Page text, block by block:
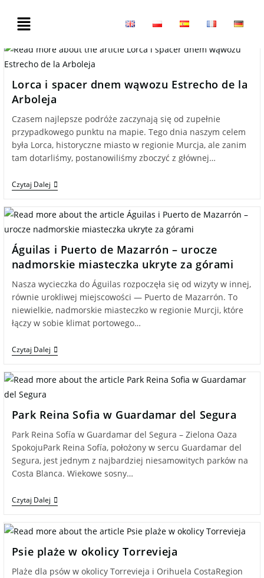
Lorca i spacer dnem wąwozu Estrecho de la
Arboleja
Czasem najlepsze podróże zaczynają się od zupełnie
przypadkowego punktu na mapie. Tego dnia naszym celem
była Lorca, historyczne miasto w regionie Murcja, ale zanim
tam dotarliśmy, postanowiliśmy zboczyć z głównej…
Czytaj Dalej
Águilas i Puerto de Mazarrón – urocze
nadmorskie miasteczka ukryte za górami
Nasza wycieczka do Águilas rozpoczęła się od wizyty w innej,
równie urokliwej miejscowości — Puerto de Mazarrón. To
niewielkie, nadmorskie miasteczko w regionie Murcji, które
łączy w sobie klimat portowego…
Czytaj Dalej
Park Reina Sofia w Guardamar del Segura
Park Reina Sofía w Guardamar del Segura – Zielona Oaza
SpokojuPark Reina Sofía, położony w sercu Guardamar del
Segura, jest jednym z najbardziej niesamowitych parków na
Costa Blanca. Wiekowe sosny…
Czytaj Dalej
Psie plaże w okolicy Torrevieja
Plaże dla psów w okolicy Torrevieja i Orihuela CostaRegion